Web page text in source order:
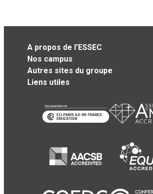
A propos de l’ESSEC
Nos campus
Autres sites du groupe
Liens utiles